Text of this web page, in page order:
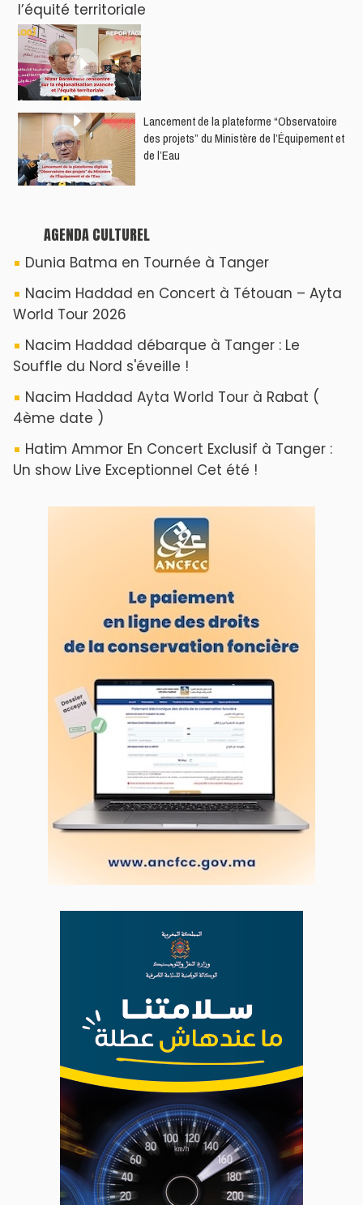
l’équité territoriale
​Lancement de la plateforme “Observatoire
des projets” du Ministère de l’Équipement et
de l’Eau
AGENDA CULTUREL
Dunia Batma en Tournée à Tanger
Nacim Haddad en Concert à Tétouan – Ayta
World Tour 2026
Nacim Haddad débarque à Tanger : Le
Souffle du Nord s'éveille !
Nacim Haddad Ayta World Tour à Rabat (
4ème date )
Hatim Ammor En Concert Exclusif à Tanger :
Un show Live Exceptionnel Cet été !